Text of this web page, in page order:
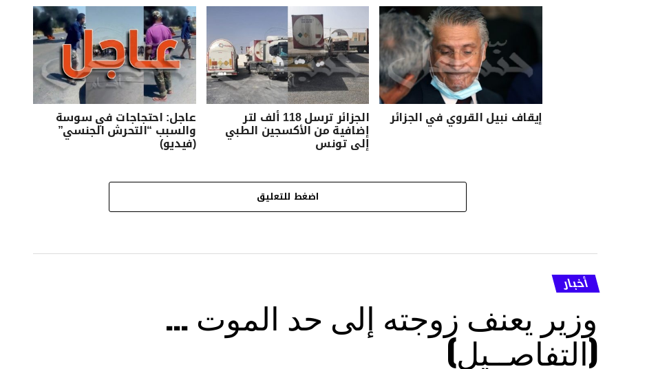
إيقاف نبيل القروي في الجزائر الجزائر ترسل 118 ألف لتر
إضافية من الأكسجين الطبي
إلى تونس
عاجل: احتجاجات في سوسة
والسبب “التحرش الجنسي”
(فيديو)
اضغط للتعليق
أخبار
وزير يعنف زوجته إلى حد الموت …
(التفاصــيل)